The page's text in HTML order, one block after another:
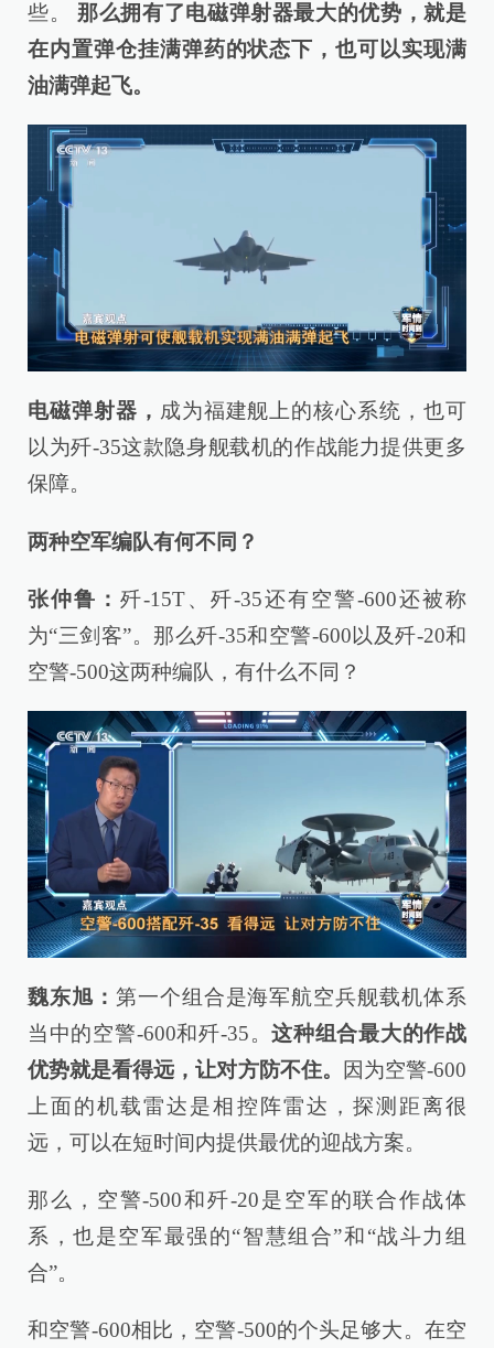
些。
那么拥有了电磁弹射器最大的优势，就是
在内置弹仓挂满弹药的状态下，也可以实现满
油满弹起飞。
电磁弹射器， 成为福建舰上的核心系统，也可
以为歼-35这款隐身舰载机的作战能力提供更多
保障。
两种空军编队有何不同？
张仲鲁： 歼-15T、歼-35还有空警-600还被称
为“三剑客”。那么歼-35和空警-600以及歼-20和
空警-500这两种编队，有什么不同？
魏东旭： 第一个组合是海军航空兵舰载机体系
当中的空警-600和歼-35。这种组合最大的作战
优势就是看得远，让对方防不住。
因为空警-600
上面的机载雷达是相控阵雷达，探测距离很
远，可以在短时间内提供最优的迎战方案。
那么，空警-500和歼-20是空军的联合作战体
系，也是空军最强的“智慧组合”和“战斗力组
合”。
和空警-600相比，空警-500的个头足够大。在空